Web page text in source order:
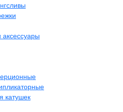
катушек